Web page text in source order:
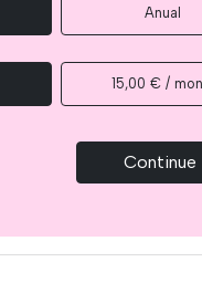
Anual
15,00 € /